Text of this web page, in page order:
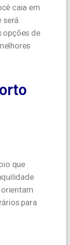
caia em
será
opções de
que
orientam
para